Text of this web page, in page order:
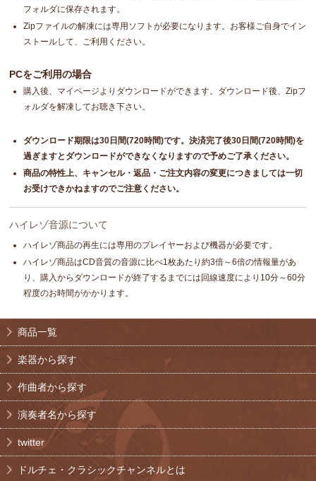
フォルダに保存されます。
Zipファイルの解凍には専用ソフトが必要になります。お客様ご自身でイン
ストールして、ご利用ください。
PCをご利用の場合
購入後、マイページよりダウンロードができます。ダウンロード後、Zipフ
ォルダを解凍してお聴き下さい。
ダウンロード期限は30日間(720時間)です。決済完了後30日間(720時間)を
過ぎますとダウンロードができなくなりますので予めご了承ください。
商品の特性上、キャンセル・返品・ご注文内容の変更につきましては一切
お受けできかねますのでご注意ください。
ハイレゾ音源について
ハイレゾ商品の再生には専用のプレイヤーおよび機器が必要です。
ハイレゾ商品はCD音質の音源に比べ1枚あたり約3倍～6倍の情報量があ
り、購入からダウンロードが終了するまでには回線速度により10分～60分
程度のお時間がかかります。
商品一覧
楽器から探す
作曲者から探す
演奏者名から探す
twitter
ドルチェ・クラシックチャンネルとは